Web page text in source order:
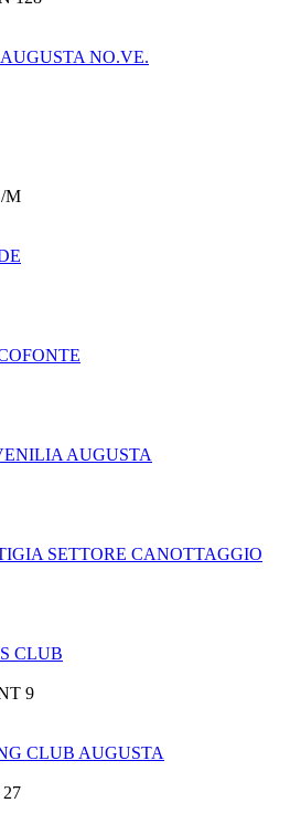
NO.VE.
M
AUGUSTA
SETTORE CANOTTAGGIO
CLUB
9
CLUB AUGUSTA